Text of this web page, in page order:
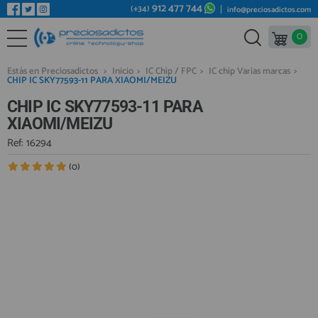
REPUESTOS MÓVILES
REPUESTOS TABLET
REPUESTOS VIDEOCONSOLAS
REPUESTOS MACBOOK
REPUESTOS OTROS DISPOSITIVOS
Bienvenid@ otra vez
YA SOY CLIENTE
Recordarme
(+34) 912 477 744 info@preciosadictos.com
0
Estás en Preciosadictos > Inicio > IC Chip / FPC > IC chip Varias marcas >
CHIP IC SKY77593-11 PARA XIAOMI/MEIZU
CHIP IC SKY77593-11 PARA
XIAOMI/MEIZU
Ref: 16294
(0)